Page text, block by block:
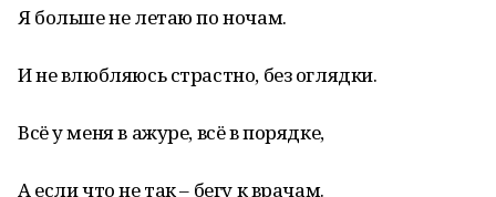
Я больше не летаю по ночам.
И не влюбляюсь страстно, без оглядки.
Всё у меня в ажуре, всё в порядке,
А если что не так – бегу к врачам.